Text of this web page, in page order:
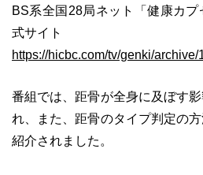
BS系全国28局ネット「健康カ
式サイト
https://hicbc.com/tv/genki/archive/
番組では、距骨が全身に及ぼす
れ、また、距骨のタイプ判定の
紹介されました。